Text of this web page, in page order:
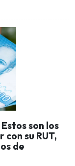
son los
su RUT,
de